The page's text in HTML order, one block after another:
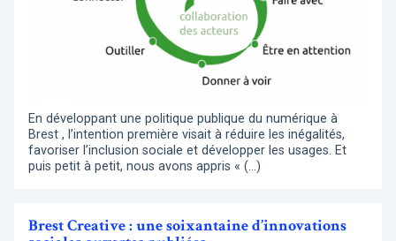
En développant une politique publique du numérique à
Brest , l’intention première visait à réduire les inégalités,
favoriser l’inclusion sociale et développer les usages. Et
puis petit à petit, nous avons appris « (…)
Brest Creative : une soixantaine d’innovations